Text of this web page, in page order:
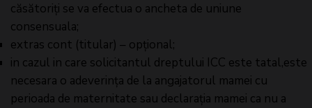
căsătoriți se va efectua o ancheta de uniune
consensuala;
extras cont (titular) – opțional;
in cazul in care solicitantul dreptului ICC este tatal,este
necesara o adeverința de la angajatorul mamei cu
perioada de maternitate sau declarația mamei ca nu a